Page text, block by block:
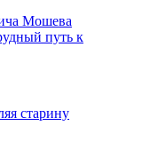
Мошева
путь к
старину